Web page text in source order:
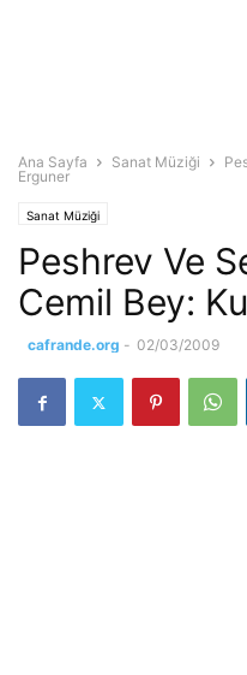
Ana Sayfa Sanat Müziği
Erguner
Sanat Müziği
Peshrev Ve
Cemil Bey:
cafrande.org - 02/03/2009